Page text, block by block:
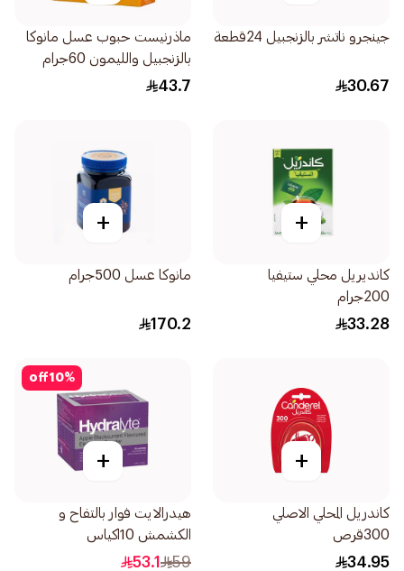
جينجرو ناتشر بالزنجبيل 24قطعة
30.67
ماذرنيست حبوب عسل مانوكا
بالزنجبيل والليمون 60جرام
43.7
+
كانديريل محلي ستيفيا
200جرام
33.28
+
مانوكا عسل 500جرام
170.2
+
كاندريل المحلي الاصلي
300قرص
34.95
10%
off
+
هيدرالايت فوار بالتفاح و
الكشمش 10اكياس
59
53.1